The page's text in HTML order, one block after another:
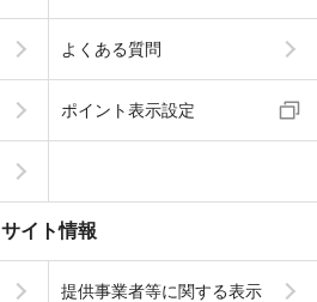
よくある質問
ポイント表示設定
サイト情報
提供事業者等に関する表示